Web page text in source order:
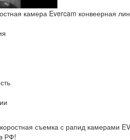
камера Evercam конвеерная
съемка с рапид камерами
РФ!